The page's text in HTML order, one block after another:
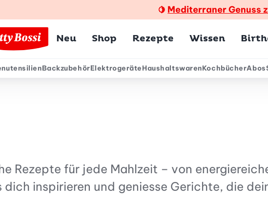
🍋 Mediterraner Genuss
Hauptmenü
Neu Shop Rezepte Wissen
BackzubehörElektrogeräteHaushaltswarenKochbücherAbos
Rezepte für jede Mahlzeit – von
inspirieren und geniesse Gerichte, die